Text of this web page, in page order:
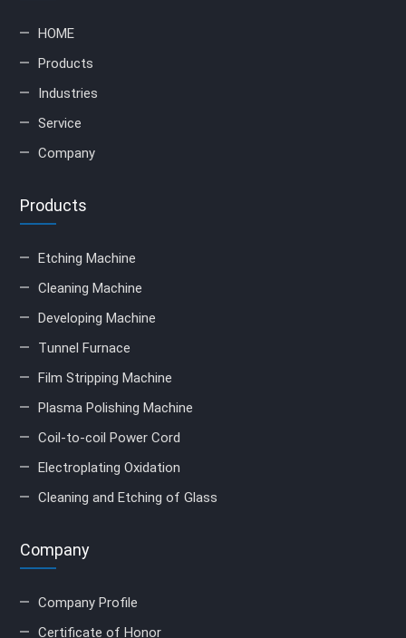
HOME
Products
Industries
Service
Company
Products
Etching Machine
Cleaning Machine
Developing Machine
Tunnel Furnace
Film Stripping Machine
Plasma Polishing Machine
Coil-to-coil Power Cord
Electroplating Oxidation
Cleaning and Etching of Glass
Company
Company Profile
Certificate of Honor